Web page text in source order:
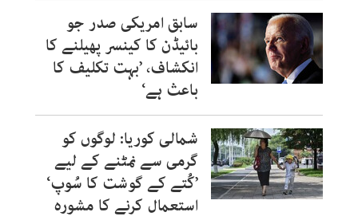
سابق امریکی صدر جو
بائیڈن کا کینسر پھیلنے کا
انکشاف، ’بہت تکلیف کا
باعث ہے‘
شمالی کوریا: لوگوں کو
گرمی سے نمٹنے کے لیے
’کُتے کے گوشت کا سُوپ‘
استعمال کرنے کا مشورہ